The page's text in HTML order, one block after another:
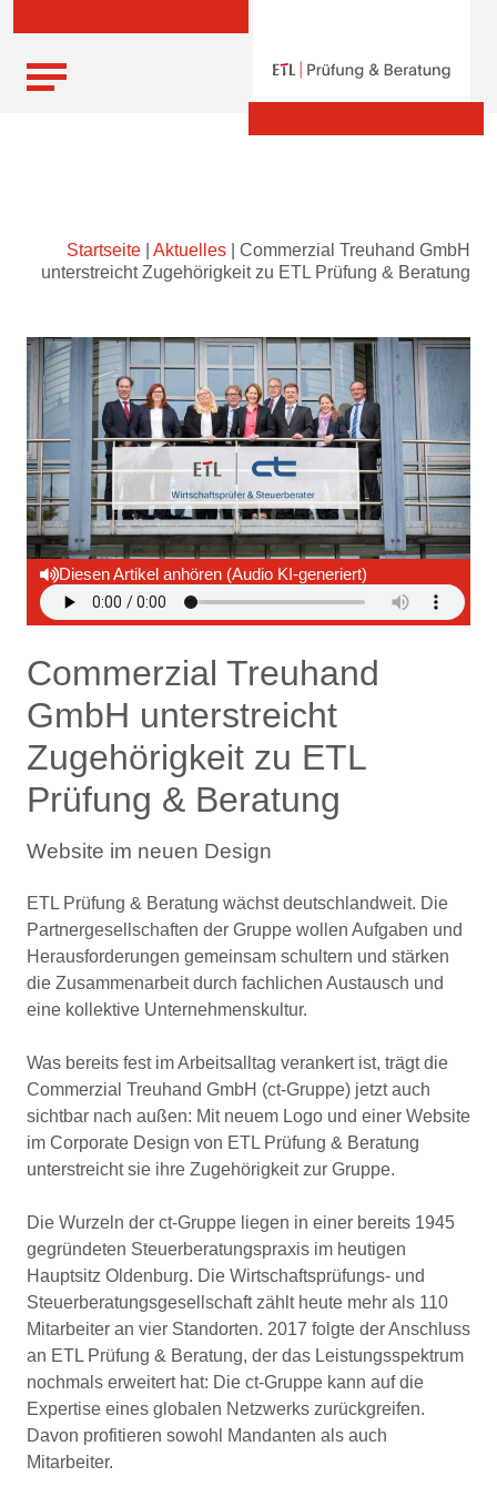
content
Startseite Aktuelles
Commerzial Treuhand GmbH
unterstreicht Zugehörigkeit zu ETL Prüfung & Beratung
Diesen Artikel anhören (Audio KI-generiert)
Commerzial Treuhand
GmbH unterstreicht
Zugehörigkeit zu ETL
Prüfung & Beratung
Website im neuen Design
ETL Prüfung & Beratung wächst deutschlandweit. Die
Partnergesellschaften der Gruppe wollen Aufgaben und
Herausforderungen gemeinsam schultern und stärken
die Zusammenarbeit durch fachlichen Austausch und
eine kollektive Unternehmenskultur.
Was bereits fest im Arbeitsalltag verankert ist, trägt die
Commerzial Treuhand GmbH (ct-Gruppe) jetzt auch
sichtbar nach außen: Mit neuem Logo und einer Website
im Corporate Design von ETL Prüfung & Beratung
unterstreicht sie ihre Zugehörigkeit zur Gruppe.
Die Wurzeln der ct-Gruppe liegen in einer bereits 1945
gegründeten Steuerberatungspraxis im heutigen
Hauptsitz Oldenburg. Die Wirtschaftsprüfungs- und
Steuerberatungsgesellschaft zählt heute mehr als 110
Mitarbeiter an vier Standorten. 2017 folgte der Anschluss
an ETL Prüfung & Beratung, der das Leistungsspektrum
nochmals erweitert hat: Die ct-Gruppe kann auf die
Expertise eines globalen Netzwerks zurückgreifen.
Davon profitieren sowohl Mandanten als auch
Mitarbeiter.